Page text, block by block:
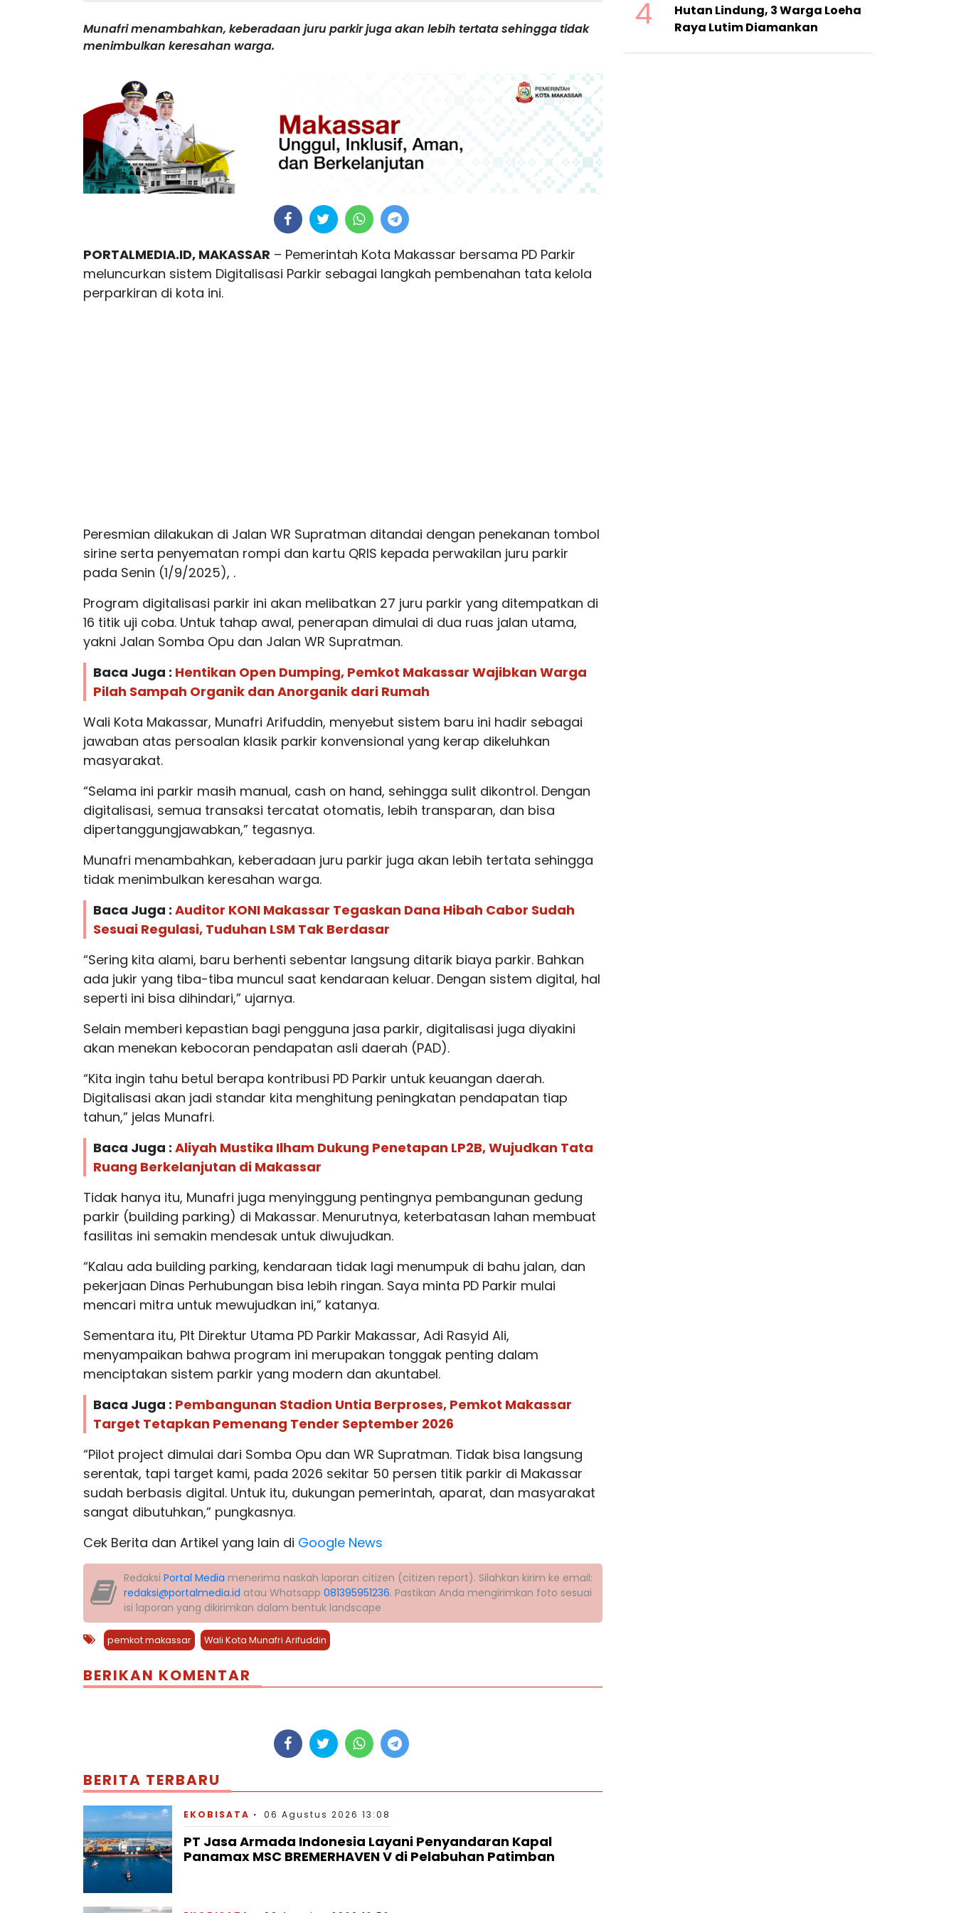
Munafri menambahkan, keberadaan juru parkir juga akan lebih tertata sehingga tidak
menimbulkan keresahan warga.
PORTALMEDIA.ID, MAKASSAR – Pemerintah Kota Makassar bersama PD Parkir
meluncurkan sistem Digitalisasi Parkir sebagai langkah pembenahan tata kelola
perparkiran di kota ini.
Peresmian dilakukan di Jalan WR Supratman ditandai dengan penekanan tombol
sirine serta penyematan rompi dan kartu QRIS kepada perwakilan juru parkir
pada Senin (1/9/2025), .
Program digitalisasi parkir ini akan melibatkan 27 juru parkir yang ditempatkan di
16 titik uji coba. Untuk tahap awal, penerapan dimulai di dua ruas jalan utama,
yakni Jalan Somba Opu dan Jalan WR Supratman.
Baca Juga : Hentikan Open Dumping, Pemkot Makassar Wajibkan Warga
Pilah Sampah Organik dan Anorganik dari Rumah
Wali Kota Makassar, Munafri Arifuddin, menyebut sistem baru ini hadir sebagai
jawaban atas persoalan klasik parkir konvensional yang kerap dikeluhkan
masyarakat.
“Selama ini parkir masih manual, cash on hand, sehingga sulit dikontrol. Dengan
digitalisasi, semua transaksi tercatat otomatis, lebih transparan, dan bisa
dipertanggungjawabkan,” tegasnya.
Munafri menambahkan, keberadaan juru parkir juga akan lebih tertata sehingga
tidak menimbulkan keresahan warga.
Baca Juga : Auditor KONI Makassar Tegaskan Dana Hibah Cabor Sudah
Sesuai Regulasi, Tuduhan LSM Tak Berdasar
“Sering kita alami, baru berhenti sebentar langsung ditarik biaya parkir. Bahkan
ada jukir yang tiba-tiba muncul saat kendaraan keluar. Dengan sistem digital, hal
seperti ini bisa dihindari,” ujarnya.
Selain memberi kepastian bagi pengguna jasa parkir, digitalisasi juga diyakini
akan menekan kebocoran pendapatan asli daerah (PAD).
“Kita ingin tahu betul berapa kontribusi PD Parkir untuk keuangan daerah.
Digitalisasi akan jadi standar kita menghitung peningkatan pendapatan tiap
tahun,” jelas Munafri.
Baca Juga : Aliyah Mustika Ilham Dukung Penetapan LP2B, Wujudkan Tata
Ruang Berkelanjutan di Makassar
Tidak hanya itu, Munafri juga menyinggung pentingnya pembangunan gedung
parkir (building parking) di Makassar. Menurutnya, keterbatasan lahan membuat
fasilitas ini semakin mendesak untuk diwujudkan.
“Kalau ada building parking, kendaraan tidak lagi menumpuk di bahu jalan, dan
pekerjaan Dinas Perhubungan bisa lebih ringan. Saya minta PD Parkir mulai
mencari mitra untuk mewujudkan ini,” katanya.
Sementara itu, Plt Direktur Utama PD Parkir Makassar, Adi Rasyid Ali,
menyampaikan bahwa program ini merupakan tonggak penting dalam
menciptakan sistem parkir yang modern dan akuntabel.
Baca Juga : Pembangunan Stadion Untia Berproses, Pemkot Makassar
Target Tetapkan Pemenang Tender September 2026
“Pilot project dimulai dari Somba Opu dan WR Supratman. Tidak bisa langsung
serentak, tapi target kami, pada 2026 sekitar 50 persen titik parkir di Makassar
sudah berbasis digital. Untuk itu, dukungan pemerintah, aparat, dan masyarakat
sangat dibutuhkan,” pungkasnya.
Cek Berita dan Artikel yang lain di Google News
Redaksi Portal Media menerima naskah laporan citizen (citizen report). Silahkan kirim ke email:
redaksi@portalmedia.id atau Whatsapp 081395951236. Pastikan Anda mengirimkan foto sesuai
isi laporan yang dikirimkan dalam bentuk landscape
pemkot makassar Wali Kota Munafri Arifuddin
BERIKAN KOMENTAR
BERITA TERBARU
EKOBISATA 06 Agustus 2026 13:08
PT Jasa Armada Indonesia Layani Penyandaran Kapal
Panamax MSC BREMERHAVEN V di Pelabuhan Patimban
4
Hutan Lindung, 3 Warga Loeha
Raya Lutim Diamankan